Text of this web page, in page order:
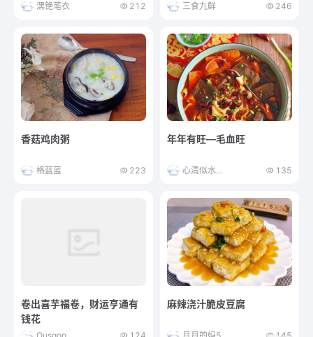
潶铯芼衣 212 三食九鲜 246
香菇鸡肉粥
格蓝蓝 223
年年有旺—毛血旺
心清似水... 135
卷出喜芋福卷，财运亨通有
钱花
麻辣浇汁脆皮豆腐